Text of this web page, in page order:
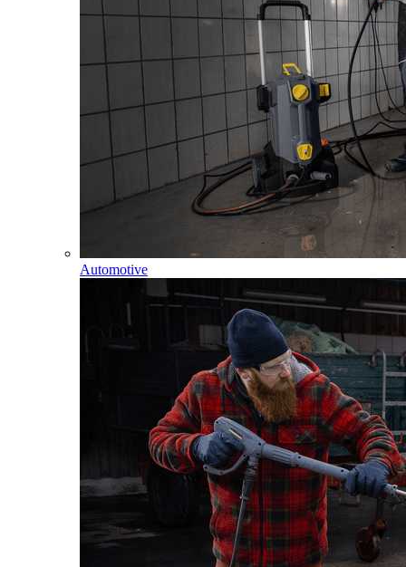
Automotive